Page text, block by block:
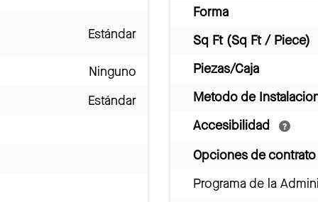
Estándar
Ninguno
Estándar
Forma
Sq Ft (Sq Ft / Piece)
Piezas/Caja
Metodo de
Accesibilidad
Opciones de contrato
Programa de la